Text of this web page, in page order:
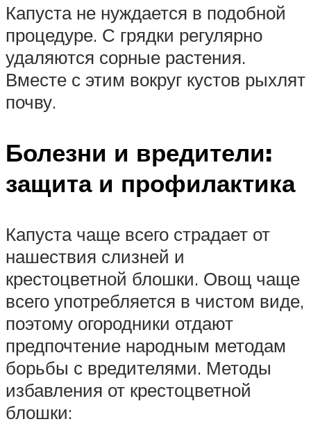
Капуста не нуждается в подобной
процедуре. С грядки регулярно
удаляются сорные растения.
Вместе с этим вокруг кустов рыхлят
почву.
Болезни и вредители:
защита и профилактика
Капуста чаще всего страдает от
нашествия слизней и
крестоцветной блошки. Овощ чаще
всего употребляется в чистом виде,
поэтому огородники отдают
предпочтение народным методам
борьбы с вредителями. Методы
избавления от крестоцветной
блошки: